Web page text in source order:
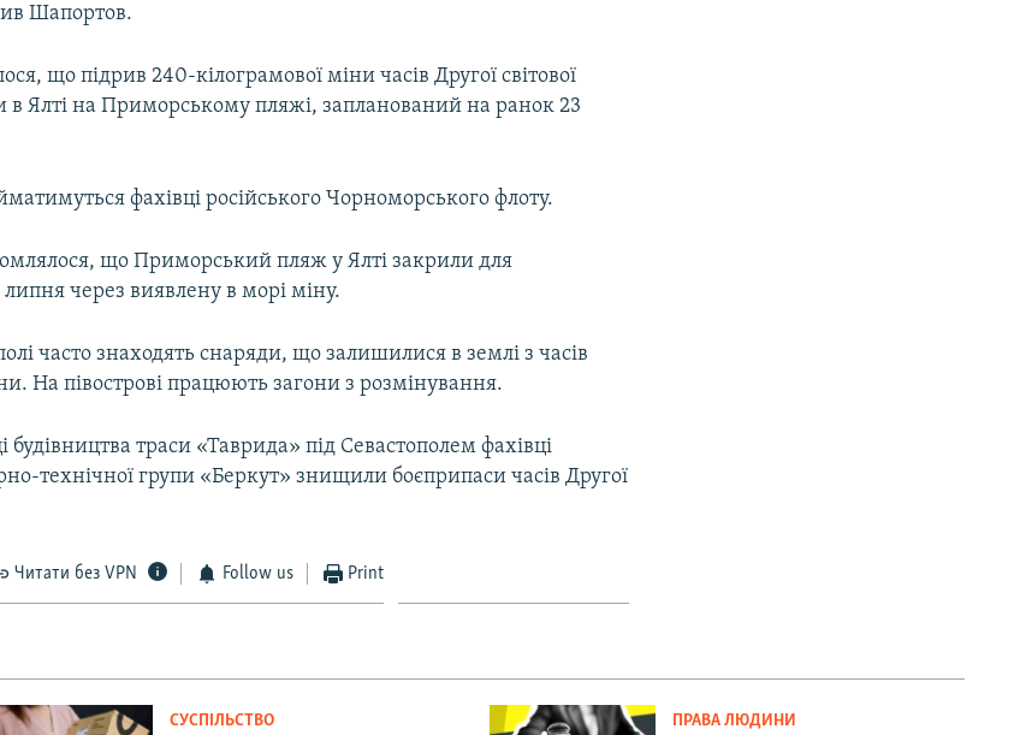
Шапортов.
що підрив 240-кілограмової міни часів Другої світової
в Ялті на Приморському пляжі, запланований на ранок 23
фахівці російського Чорноморського флоту.
що Приморський пляж у Ялті закрили для
липня через виявлену в морі міну.
часто знаходять снаряди, що залишилися в землі з часів
На півострові працюють загони з розмінування.
будівництва траси «Таврида» під Севастополем фахівці
технічної групи «Беркут» знищили боєприпаси часів Другої
Читати без VPN Follow us Print
СУСПІЛЬСТВО ПРАВА ЛЮДИНИ